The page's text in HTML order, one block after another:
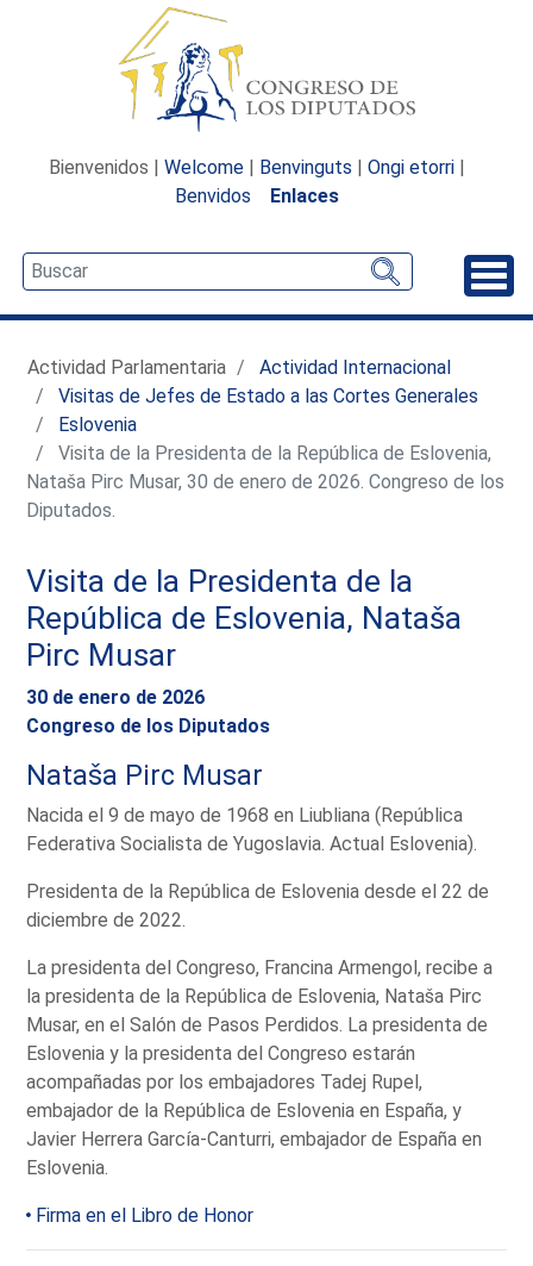
Bienvenidos | Welcome | Benvinguts | Ongi etorri |
Benvidos
Enlaces
Actividad Parlamentaria
Actividad Internacional
Visitas de Jefes de Estado a las Cortes Generales
Eslovenia
Visita de la Presidenta de la República de Eslovenia,
Nataša Pirc Musar, 30 de enero de 2026. Congreso de los
Diputados.
Visita de la Presidenta de la
República de Eslovenia, Nataša
Pirc Musar
30 de enero de 2026
Congreso de los Diputados
Nataša Pirc Musar
Nacida el 9 de mayo de 1968 en Liubliana (República
Federativa Socialista de Yugoslavia. Actual Eslovenia).
Presidenta de la República de Eslovenia desde el 22 de
diciembre de 2022.
La presidenta del Congreso, Francina Armengol, recibe a
la presidenta de la República de Eslovenia, Nataša Pirc
Musar, en el Salón de Pasos Perdidos. La presidenta de
Eslovenia y la presidenta del Congreso estarán
acompañadas por los embajadores Tadej Rupel,
embajador de la República de Eslovenia en España, y
Javier Herrera García-Canturri, embajador de España en
Eslovenia.
Firma en el Libro de Honor